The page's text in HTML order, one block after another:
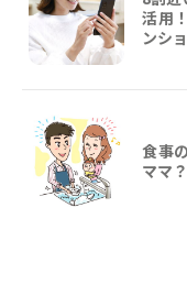
活用
ンシ
食事
ママ